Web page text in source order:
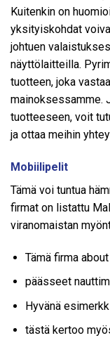
Kuitenkin on
yksityiskohdat
johtuen
näyttölaitteilla.
tuotteen, joka
mainoksessamme.
tuotteeseen, voit
ja ottaa meihin
Mobiilipelit
Tämä voi tuntua
firmat on listattu
viranomaistan
Tämä firma
päässeet
Hyvänä
tästä kertoo